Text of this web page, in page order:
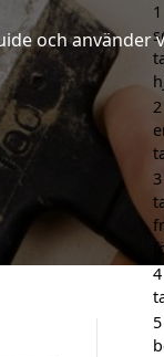
och
1
2
3
4
5